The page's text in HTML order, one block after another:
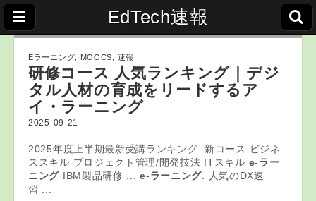
EdTech速報
Eラーニング MOOCS 速報
研修コース 人気ランキング｜デジ
タル人材の育成をリードするア
イ・ ラーニング
2025-09-21
2025年度上半期最新受講ランキング. 新コース ビジネ
ススキル プロジェクト管理/開発技法 ITスキル e-ラー
ニング IBM製品研修 ...e-ラーニング . 人気のDX速
習 ...